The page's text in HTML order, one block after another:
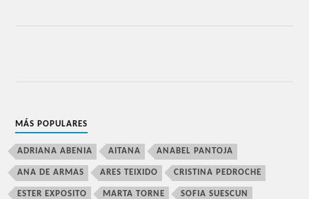
MÁS POPULARES
ADRIANA ABENIA AITANA ANABEL PANTOJA
ANA DE ARMAS ARES TEIXIDO CRISTINA PEDROCHE
ESTER EXPOSITO MARTA TORNE SOFIA SUESCUN